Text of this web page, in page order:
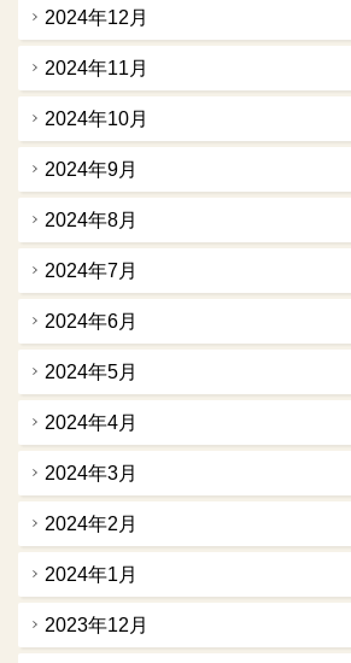
2024年12月
2024年11月
2024年10月
2024年9月
2024年8月
2024年7月
2024年6月
2024年5月
2024年4月
2024年3月
2024年2月
2024年1月
2023年12月